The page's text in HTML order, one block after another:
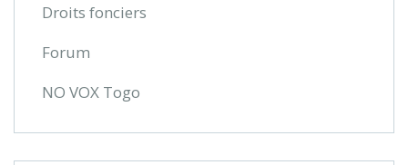
Droits fonciers
Forum
NO VOX Togo